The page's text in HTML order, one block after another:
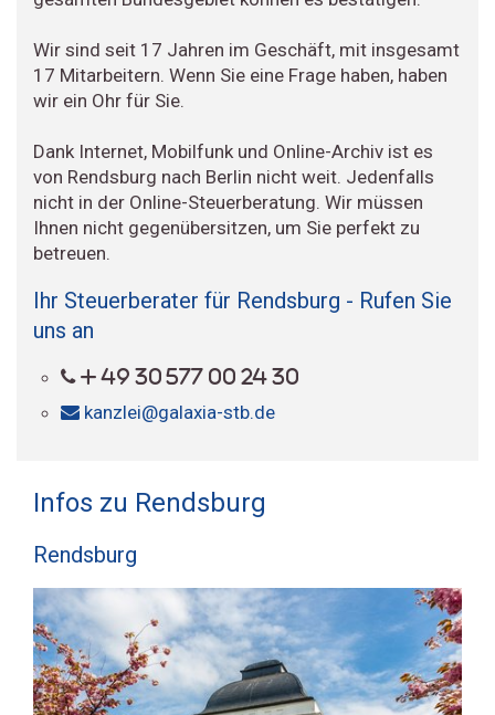
Wir sind seit 17 Jahren im Geschäft, mit insgesamt
17 Mitarbeitern. Wenn Sie eine Frage haben, haben
wir ein Ohr für Sie.
Dank Internet, Mobilfunk und Online-Archiv ist es
von Rendsburg nach Berlin nicht weit. Jedenfalls
nicht in der Online-Steuerberatung. Wir müssen
Ihnen nicht gegenübersitzen, um Sie perfekt zu
betreuen.
Ihr Steuerberater für Rendsburg - Rufen Sie
uns an
+ 49 30 577 00 24 30
kanzlei@galaxia-stb.de
Infos zu Rendsburg
Rendsburg